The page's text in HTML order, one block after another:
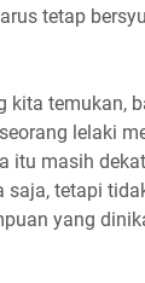
tetap
kita temukan,
lelaki
itu masih
tetapi
yang